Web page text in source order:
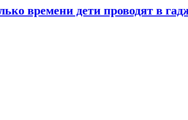
времени дети проводят в